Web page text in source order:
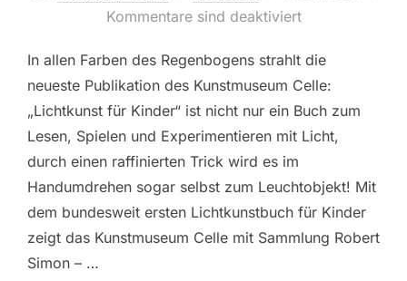
am
Kommentare sind deaktiviert
In allen Farben des Regenbogens strahlt die
neueste Publikation des Kunstmuseum Celle:
„Lichtkunst für Kinder“ ist nicht nur ein Buch zum
Lesen, Spielen und Experimentieren mit Licht,
durch einen raffinierten Trick wird es im
Handumdrehen sogar selbst zum Leuchtobjekt! Mit
dem bundesweit ersten Lichtkunstbuch für Kinder
zeigt das Kunstmuseum Celle mit Sammlung Robert
Simon – …